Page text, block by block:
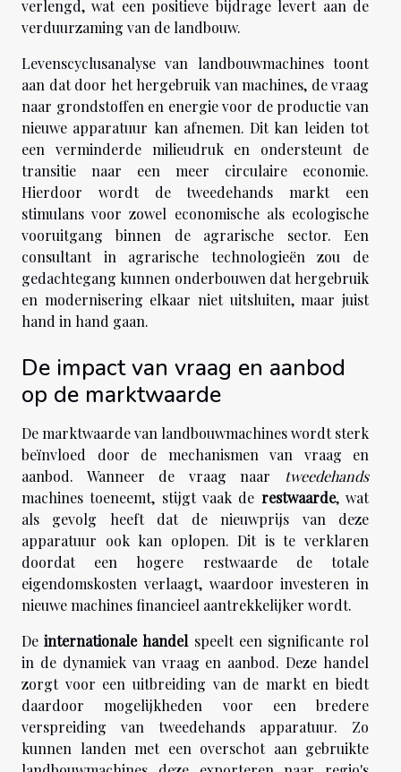
verlengd, wat een positieve bijdrage levert aan de
verduurzaming van de landbouw.
Levenscyclusanalyse van landbouwmachines toont
aan dat door het hergebruik van machines, de vraag
naar grondstoffen en energie voor de productie van
nieuwe apparatuur kan afnemen. Dit kan leiden tot
een verminderde milieudruk en ondersteunt de
transitie naar een meer circulaire economie.
Hierdoor wordt de tweedehands markt een
stimulans voor zowel economische als ecologische
vooruitgang binnen de agrarische sector. Een
consultant in agrarische technologieën zou de
gedachtegang kunnen onderbouwen dat hergebruik
en modernisering elkaar niet uitsluiten, maar juist
hand in hand gaan.
De impact van vraag en aanbod
op de marktwaarde
De marktwaarde van landbouwmachines wordt sterk
beïnvloed door de mechanismen van vraag en
aanbod. Wanneer de vraag naar tweedehands
machines toeneemt, stijgt vaak de restwaarde, wat
als gevolg heeft dat de nieuwprijs van deze
apparatuur ook kan oplopen. Dit is te verklaren
doordat een hogere restwaarde de totale
eigendomskosten verlaagt, waardoor investeren in
nieuwe machines financieel aantrekkelijker wordt.
Deinternationale handelspeelt een significante rol
in de dynamiek van vraag en aanbod. Deze handel
zorgt voor een uitbreiding van de markt en biedt
daardoor mogelijkheden voor een bredere
verspreiding van tweedehands apparatuur. Zo
kunnen landen met een overschot aan gebruikte